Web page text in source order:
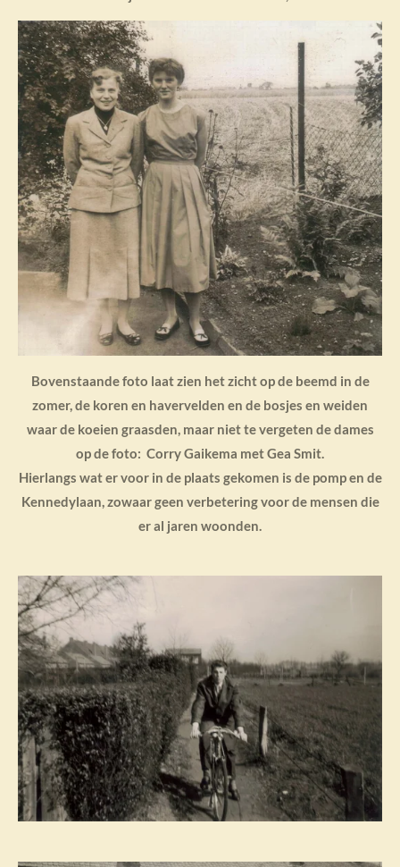
Bovenstaande foto laat zien het zicht op de beemd in de
zomer, de koren en havervelden en de bosjes en weiden
waar de koeien graasden, maar niet te vergeten de dames
op de foto: Corry Gaikema met Gea Smit.
Hierlangs wat er voor in de plaats gekomen is de pomp en de
Kennedylaan, zowaar geen verbetering voor de mensen die
er al jaren woonden.